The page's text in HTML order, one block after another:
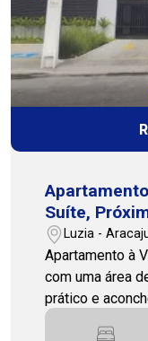
Suíte,
Luzia -
Apartamento à
com uma área
prático e
dia, localizado